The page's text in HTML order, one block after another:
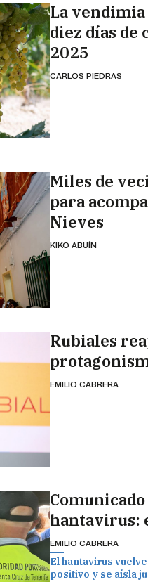
La vendimia
diez días de
2025
CARLOS PIEDRAS
Miles de
para
Nieves
KIKO ABUÍN
Rubiales
EMILIO CABRERA
hantavirus:
EMILIO CABRERA
El hantavirus
positivo y se aísla